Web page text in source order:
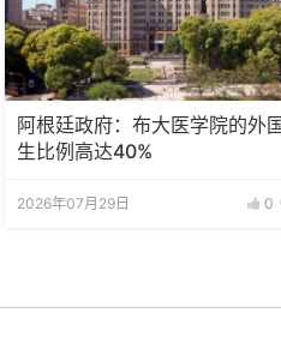
阿根廷政府：布大医学院的外
生比例高达40%
2026年07月29日 0